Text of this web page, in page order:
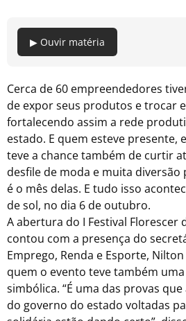
▶ Ouvir matéria
Cerca de 60 empreendedores
de expor seus produtos e trocar
fortalecendo assim a rede
estado. E quem esteve presente,
teve a chance também de curtir
desfile de moda e muita diversão
é o mês delas. E tudo isso
de sol, no dia 6 de outubro.
A abertura do I Festival Florescer
contou com a presença do
Emprego, Renda e Esporte,
quem o evento teve também
simbólica. “É uma das provas
do governo do estado voltadas